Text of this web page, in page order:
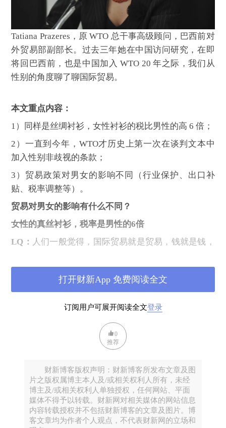
Tatiana Prazeres，原 WTO 总干事高级顾问，巴西前对
外贸易部副部长。过去三年她在中国访问研究，在即
将回巴西前，也是中国加入 WTO 20 年之际，我们从
性别的角度聊了聊国际贸易。
本文重点内容：
1）同样是丝绸衬衫，女性衬衫的税比男性的高 6 倍；
2）一直到今年，WTO才历史上第一次在谈判文本中
加入性别非歧视的条款；
3）贸易政策对男女的影响不同（行业保护、出口补
贴、税率调整等）。
贸易对男女的影响有什么不同？
女性的真丝衬衫，税率是男性的6倍
LQ： 人们一般觉得，国际贸易就是贸易，钱就是钱，
响不一样呢？Tatiana：举个简单的例子，女性穿的丝
绸衬衫，它的进口税平均要比男性穿的丝绸衬衫高 6
列进口关税的 3 倍以上。（注：这个数据出现在瑞典
2017 年的《Feminist Trade Policy》报告里）
我们也可以从各国的贸易政策来看，例如拿纺织业和
服装业为例，国家要想更多地开放这种女性参与密集
度更高的行业，那在国际贸易谈判的时候，就可以
虑到相关税率的制定，以及是否可以缓慢开放，用更
多时间换取让行业里受影响的女性去更好地去适应、
调整和准备。
这就可以证明，国际贸易不是完全性别中立的。
订阅用户可展开阅读全文登录
打开财新App 免费阅读全文
0
推荐
财新博客版权声明：财新博客所发布文章及图
片之版权属博主本人及/或相关权利人所有，未经
博主及/或相关权利人单独授权，任何网站、平面
媒体不得予以转载。财新网对相关媒体的网站信息
内容转载授权并不包括财新博客的文章及图片。博
客文章均为作者个人观点，不代表财新网的立场和